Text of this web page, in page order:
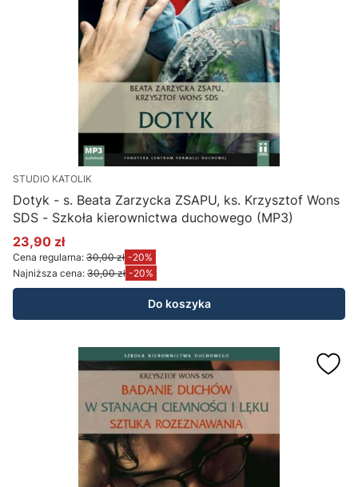
STUDIO KATOLIK
Dotyk - s. Beata Zarzycka ZSAPU, ks. Krzysztof Wons
SDS - Szkoła kierownictwa duchowego (MP3)
Cena promocyjna
23,90 zł
Cena regularna: 30,00 zł -20%
Najniższa cena: 30,00 zł -20%
Do koszyka